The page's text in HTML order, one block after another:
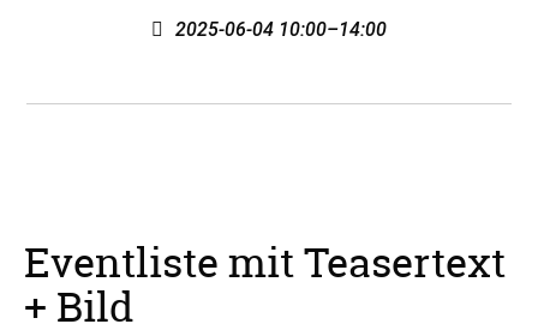
2025-06-04 10:00–14:00
Eventliste mit Teasertext
+ Bild